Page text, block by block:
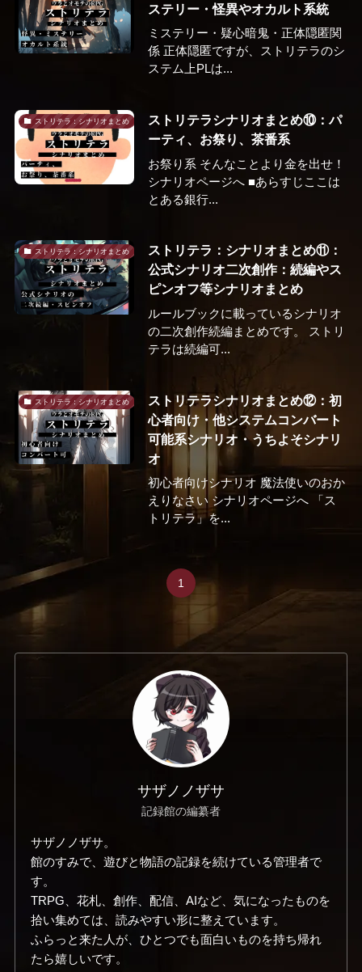
ステリー・怪異やオカルト系統
ミステリー・疑心暗鬼・正体隠匿関
係 正体隠匿ですが、ストリテラのシ
ステム上PLは...
ストリテラ：シナリオまとめ
ストリテラシナリオまとめ⑩：パ
ーティ、お祭り、茶番系
お祭り系 そんなことより金を出せ！
シナリオページへ ■あらすじここは
とある銀行...
ストリテラ：シナリオまとめ
ストリテラ：シナリオまとめ⑪：
公式シナリオ二次創作：続編やス
ピンオフ等シナリオまとめ
ルールブックに載っているシナリオ
の二次創作続編まとめです。 ストリ
テラは続編可...
ストリテラ：シナリオまとめ
ストリテラシナリオまとめ⑫：初
心者向け・他システムコンバート
可能系シナリオ・うちよそシナリ
オ
初心者向けシナリオ 魔法使いのおか
えりなさい シナリオページへ 「ス
トリテラ」を...
1
サザノノザサ
記録館の編纂者
サザノノザサ。
館のすみで、遊びと物語の記録を続けている管理者で
す。
TRPG、花札、創作、配信、AIなど、気になったものを
拾い集めては、読みやすい形に整えています。
ふらっと来た人が、ひとつでも面白いものを持ち帰れ
たら嬉しいです。